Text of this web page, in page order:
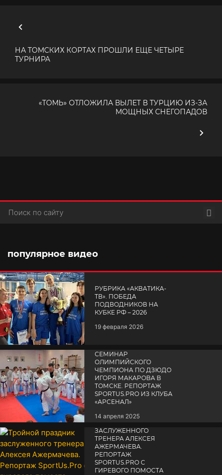
НА ТОМСКИХ КОРТАХ ПРОШЛИ ЕЩЕ ЧЕТЫРЕ
ТУРНИРА
«ТОМЬ» ОТЛОЖИЛА ВЫЛЕТ В ТУРЦИЮ ИЗ-ЗА
МОЩНЫХ СНЕГОПАДОВ
популярное видео
РУБРИКА «АКВАТИКА-
TВ». ПОБЕДА
ПОДВОДНИКОВ НА
КУБКЕ РФ – 2026
19 февраля 2026
СЕМИНАР
ОЛИМПИЙСКОГО
ЧЕМПИОНА ПО ДЗЮДО
ИГОРЯ МАКАРОВА В
ТОМСКЕ. РЕПОРТАЖ
SPORTUS.PRO ИЗ КЛУБА
«АРСЕНАЛ»
14 апреля 2025
ЗАСЛУЖЕННОГО
ТРЕНЕРА АЛЕКСЕЯ
АЖЕРМАЧЕВА.
РЕПОРТАЖ
SPORTUS.PRO С
ГИРЕВОГО ПОМОСТА